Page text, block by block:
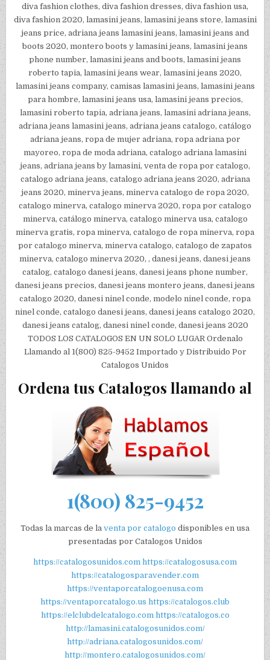
diva fashion clothes, diva fashion dresses, diva fashion usa,
diva fashion 2020, lamasini jeans, lamasini jeans store, lamasini
jeans price, adriana jeans lamasini jeans, lamasini jeans and
boots 2020, montero boots y lamasini jeans, lamasini jeans
phone number, lamasini jeans and boots, lamasini jeans
roberto tapia, lamasini jeans wear, lamasini jeans 2020,
lamasini jeans company, camisas lamasini jeans, lamasini jeans
para hombre, lamasini jeans usa, lamasini jeans precios,
lamasini roberto tapia, adriana jeans, lamasini adriana jeans,
adriana jeans lamasini jeans, adriana jeans catalogo, catálogo
adriana jeans, ropa de mujer adriana, ropa adriana por
mayoreo, ropa de moda adriana, catalogo adriana lamasini
jeans, adriana jeans by lamasini, venta de ropa por catalogo,
catalogo adriana jeans, catalogo adriana jeans 2020, adriana
jeans 2020, minerva jeans, minerva catalogo de ropa 2020,
catalogo minerva, catalogo minerva 2020, ropa por catalogo
minerva, catálogo minerva, catalogo minerva usa, catalogo
minerva gratis, ropa minerva, catalogo de ropa minerva, ropa
por catalogo minerva, minerva catalogo, catalogo de zapatos
minerva, catalogo minerva 2020, , danesi jeans, danesi jeans
catalog, catalogo danesi jeans, danesi jeans phone number,
danesi jeans precios, danesi jeans montero jeans, danesi jeans
catalogo 2020, danesi ninel conde, modelo ninel conde, ropa
ninel conde, catalogo danesi jeans, danesi jeans catalogo 2020,
danesi jeans catalog, danesi ninel conde, danesi jeans 2020
TODOS LOS CATALOGOS EN UN SOLO LUGAR Ordenalo
Llamando al 1(800) 825-9452 Importado y Distribuido Por
Catalogos Unidos
Ordena tus Catalogos llamando al
1(800) 825-9452
Todas la marcas de la venta por catalogo disponibles en usa
presentadas por Catalogos Unidos
https://catalogosunidos.com https://catalogosusa.com
https://catalogosparavender.com
https://ventaporcatalogoenusa.com
https://ventaporcatalogo.us https://catalogos.club
https://elclubdelcatalogo.com https://catalogos.co
http://lamasini.catalogosunidos.com/
http://adriana.catalogosunidos.com/
http://montero.catalogosunidos.com/